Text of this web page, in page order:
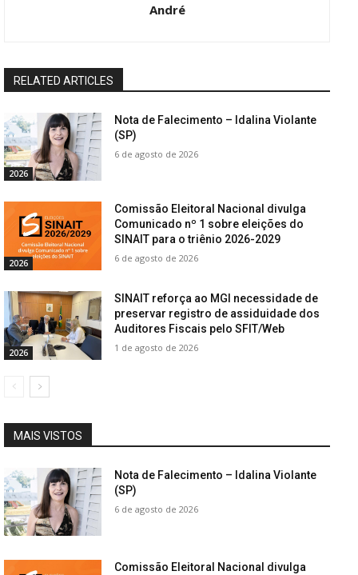
André
RELATED ARTICLES
2026
Nota de Falecimento – Idalina Violante
(SP)
6 de agosto de 2026
2026
Comissão Eleitoral Nacional divulga
Comunicado nº 1 sobre eleições do
SINAIT para o triênio 2026-2029
6 de agosto de 2026
2026
SINAIT reforça ao MGI necessidade de
preservar registro de assiduidade dos
Auditores Fiscais pelo SFIT/Web
1 de agosto de 2026
MAIS VISTOS
Nota de Falecimento – Idalina Violante
(SP)
6 de agosto de 2026
Comissão Eleitoral Nacional divulga